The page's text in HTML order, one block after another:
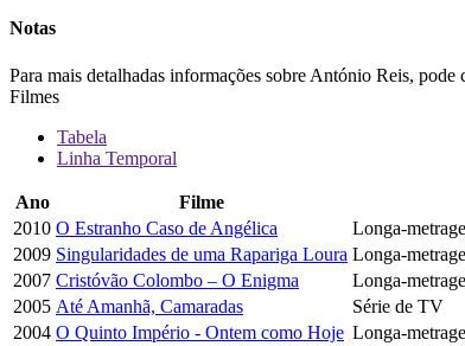
Notas
Para mais detalhadas informações sobre António Reis,
Filmes
Tabela
Linha Temporal
Ano Filme
2010 O Estranho Caso de Angélica Longa-
2009 Singularidades de uma Rapariga Loura Longa-
2007 Cristóvão Colombo – O Enigma Longa-
2005 Até Amanhã, Camaradas Série de TV
2004 O Quinto Império - Ontem como Hoje Longa-